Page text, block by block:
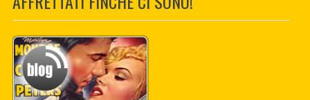
CONTATTO
PDF BOOKS
CUSTOM PDF